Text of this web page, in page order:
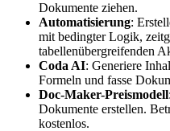
Dokumente ziehen.
Automatisierung:
mit bedingter Logik,
tabellenübergreifenden
Coda AI: Generiere
Formeln und fasse
Doc-Maker-Preismodell
Dokumente erstellen.
kostenlos.